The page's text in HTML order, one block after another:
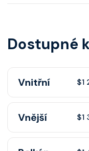
Dostupné
Vnitřní $1
Vnitřní kajuta
fén, soukromou
sprchou, šatnu,
Vnější $1
Vnější kajuta s